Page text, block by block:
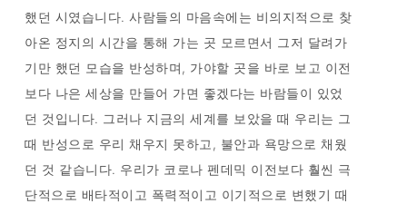
했던 시였습니다. 사람들의 마음속에는 비의지적으로 찾
아온 정지의 시간을 통해 가는 곳 모르면서 그저 달려가
기만 했던 모습을 반성하며, 가야할 곳을 바로 보고 이전
보다 나은 세상을 만들어 가면 좋겠다는 바람들이 있었
던 것입니다. 그러나 지금의 세계를 보았을 때 우리는 그
때 반성으로 우리 채우지 못하고, 불안과 욕망으로 채웠
던 것 같습니다. 우리가 코로나 펜데믹 이전보다 훨씬 극
단적으로 배타적이고 폭력적이고 이기적으로 변했기 때